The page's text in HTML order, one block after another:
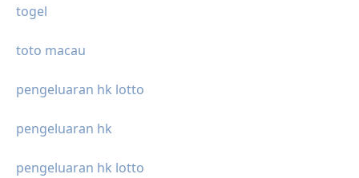
togel
toto macau
pengeluaran hk lotto
pengeluaran hk
pengeluaran hk lotto